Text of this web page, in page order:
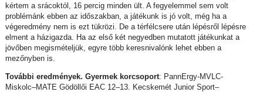
kértem a srácoktól, 16 percig minden ült. A fegyelemmel sem volt
problémánk ebben az időszakban, a játékunk is jó volt, még ha a
végeredmény nem is ezt tükrözi. De a térfélcsere után lépésről lépésre
elment a házigazda. Ha az első két negyedben mutatott játékunkat a
jövőben megismételjük, egyre több keresnivalónk lehet ebben a
mezőnyben is.
További eredmények. Gyermek korcsoport: PannErgy-MVLC-
Miskolc–MATE Gödöllői EAC 12–13. Kecskemét Junior Sport–